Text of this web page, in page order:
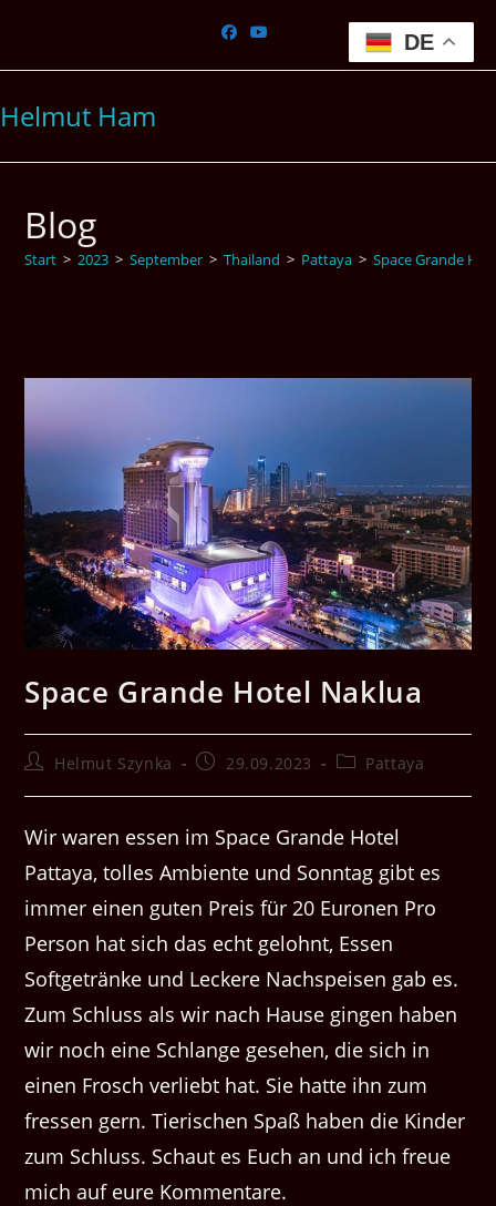
springen
Helmut Ham
Blog
Start > 2023 > September > Thailand > Pattaya > Space Grande
Space Grande Hotel Naklua
Beitrags-
Helmut Szynka
Beitrag29.09.2023
Beitrags-
Pattaya
Wir waren essen im Space Grande Hotel
Pattaya, tolles Ambiente und Sonntag gibt es
immer einen guten Preis für 20 Euronen Pro
Person hat sich das echt gelohnt, Essen
Softgetränke und Leckere Nachspeisen gab es.
Zum Schluss als wir nach Hause gingen haben
wir noch eine Schlange gesehen, die sich in
einen Frosch verliebt hat. Sie hatte ihn zum
fressen gern. Tierischen Spaß haben die Kinder
zum Schluss. Schaut es Euch an und ich freue
mich auf eure Kommentare.
DE